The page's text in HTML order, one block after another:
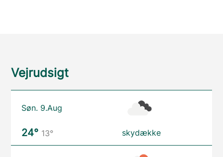
Vejrudsigt
Søn. 9.Aug
24° 13° skydække